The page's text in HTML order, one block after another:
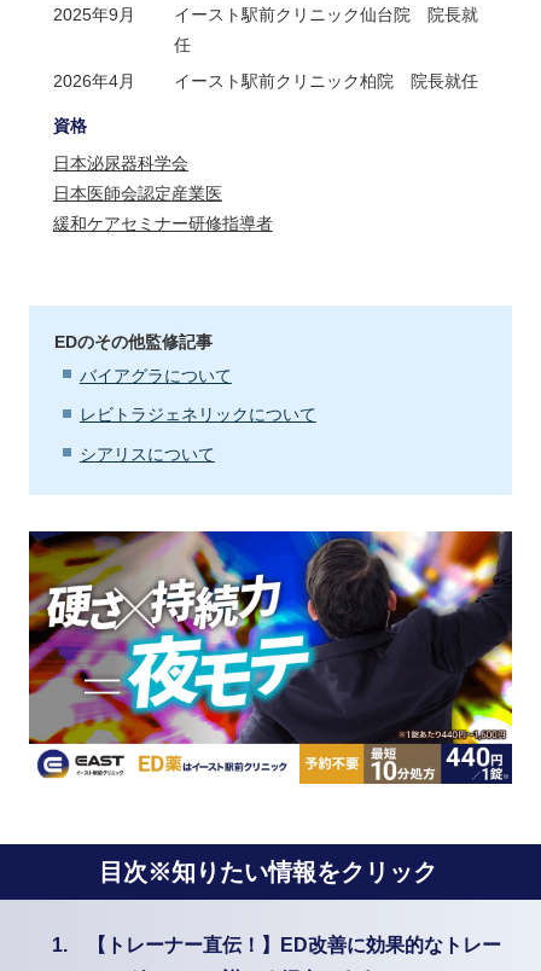
2025年9月
イースト駅前クリニック仙台院 院長就
任
2026年4月
イースト駅前クリニック柏院 院長就任
資格
日本泌尿器科学会
日本医師会認定産業医
緩和ケアセミナー研修指導者
EDのその他監修記事
バイアグラについて
レビトラジェネリックについて
シアリスについて
目次※知りたい情報をクリック
1.
【トレーナー直伝！】ED改善に効果的なトレー